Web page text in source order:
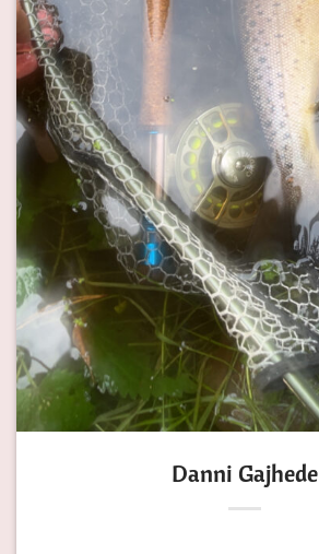
Danni Gajhede